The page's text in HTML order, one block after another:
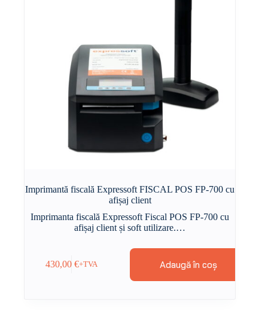
Imprimantă fiscală Expressoft FISCAL POS FP-700 cu
afișaj client
Imprimanta fiscală Expressoft Fiscal POS FP-700 cu
afișaj client și soft utilizare.…
430,00 €+TVA Adaugă în coș